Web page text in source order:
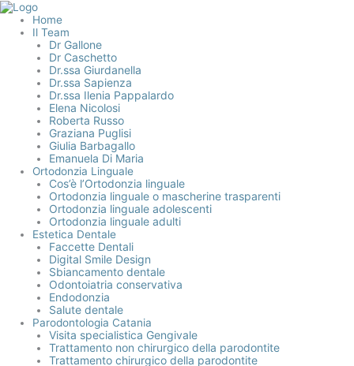
Vai
contenuto
Home
Il Team
Dr Gallone
Dr Caschetto
Dr.ssa Giurdanella
Dr.ssa Sapienza
Dr.ssa Ilenia Pappalardo
Elena Nicolosi
Roberta Russo
Graziana Puglisi
Giulia Barbagallo
Emanuela Di Maria
Ortodonzia Linguale
Cos’è l’Ortodonzia linguale
Ortodonzia linguale o mascherine trasparenti
Ortodonzia linguale adolescenti
Ortodonzia linguale adulti
Estetica Dentale
Faccette Dentali
Digital Smile Design
Sbiancamento dentale
Odontoiatria conservativa
Endodonzia
Salute dentale
Parodontologia Catania
Visita specialistica Gengivale
Trattamento non chirurgico della parodontite
Trattamento chirurgico della parodontite